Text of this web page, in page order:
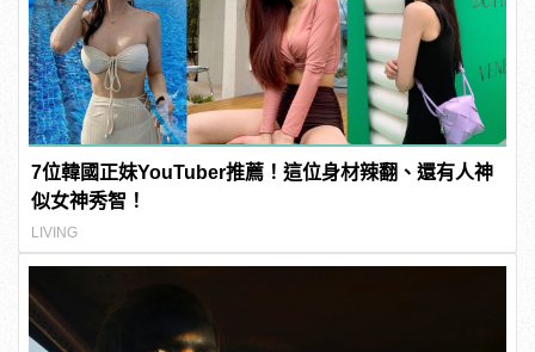
7位韓國正妹YouTuber推薦！這位身材辣翻、還有人神
似女神秀智！
LIVING